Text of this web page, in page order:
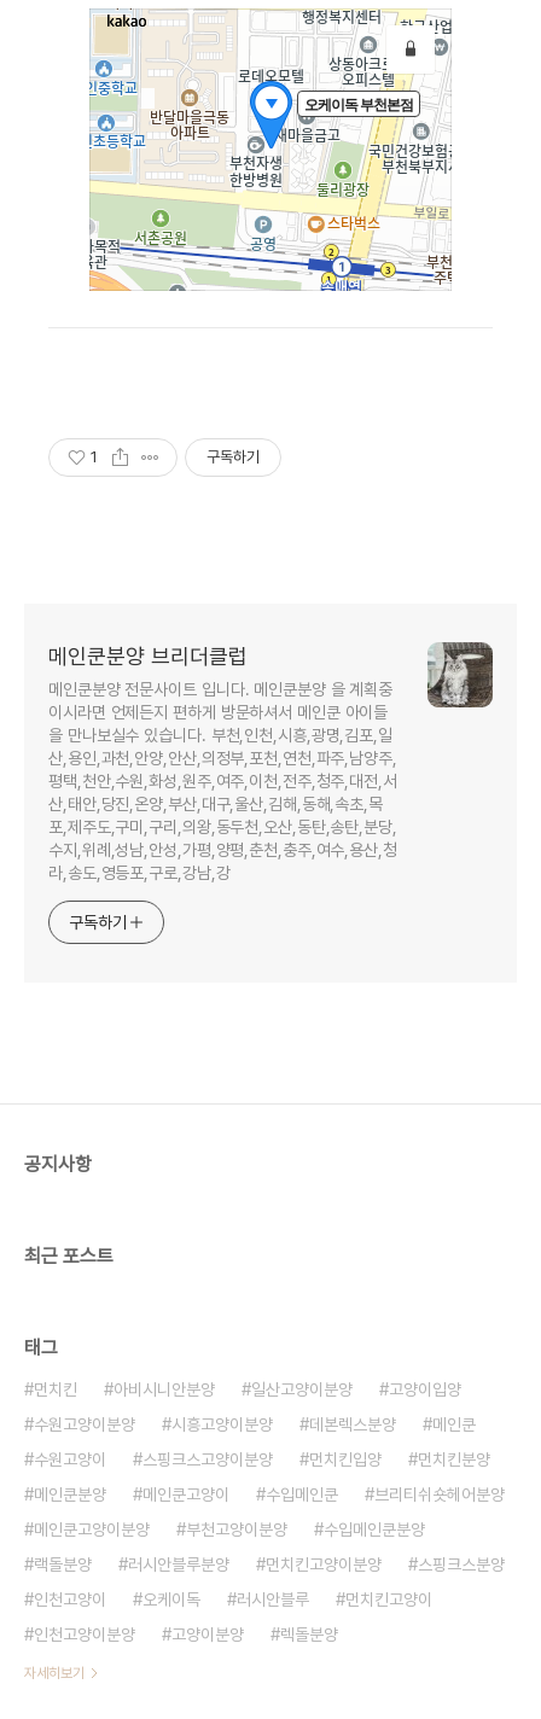
1 구독하기
메인쿤분양 브리더클럽
메인쿤분양 전문사이트 입니다. 메인쿤분양 을 계획중
이시라면 언제든지 편하게 방문하셔서 메인쿤 아이들
을 만나보실수 있습니다. 부천,인천,시흥,광명,김포,일
산,용인,과천,안양,안산,의정부,포천,연천,파주,남양주,
평택,천안,수원,화성,원주,여주,이천,전주,청주,대전,서
산,태안,당진,온양,부산,대구,울산,김해,동해,속초,목
포,제주도,구미,구리,의왕,동두천,오산,동탄,송탄,분당,
수지,위례,성남,안성,가평,양평,춘천,충주,여수,용산,청
라,송도,영등포,구로,강남,강
구독하기
공지사항
최근 포스트
태그
먼치킨 아비시니안분양 일산고양이분양
고양이입양
수원고양이분양
시흥고양이분양 데본렉스분양
메인쿤
수원고양이
스핑크스고양이분양 먼치킨입양
먼치킨분양
메인쿤분양
메인쿤고양이 수입메인쿤
브리티쉬숏헤어분양
메인쿤고양이분양
부천고양이분양
수입메인쿤분양
랙돌분양
러시안블루분양 먼치킨고양이분양
스핑크스분양
인천고양이
오케이독 러시안블루
먼치킨고양이
인천고양이분양
고양이분양 렉돌분양
자세히보기